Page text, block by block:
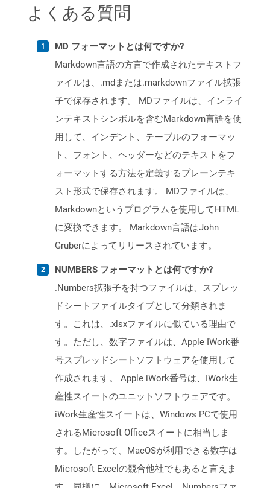
よくある質問
MD フォーマットとは何ですか?
Markdown言語の方言で作成されたテキストフ
ァイルは、.mdまたは.markdownファイル拡張
子で保存されます。 MDファイルは、インライ
ンテキストシンボルを含むMarkdown言語を使
用して、インデント、テーブルのフォーマッ
ト、フォント、ヘッダーなどのテキストをフ
ォーマットする方法を定義するプレーンテキ
スト形式で保存されます。 MDファイルは、
Markdownというプログラムを使用してHTML
に変換できます。 Markdown言語はJohn
Gruberによってリリースされています。
NUMBERS フォーマットとは何ですか?
.Numbers拡張子を持つファイルは、スプレッ
ドシートファイルタイプとして分類されま
す。これは、.xlsxファイルに似ている理由で
す。ただし、数字ファイルは、Apple IWork番
号スプレッドシートソフトウェアを使用して
作成されます。 Apple iWork番号は、IWork生
産性スイートのユニットソフトウェアです。
iWork生産性スイートは、Windows PCで使用
されるMicrosoft Officeスイートに相当しま
す。したがって、MacOSが利用できる数字は
Microsoft Excelの競合他社でもあると言えま